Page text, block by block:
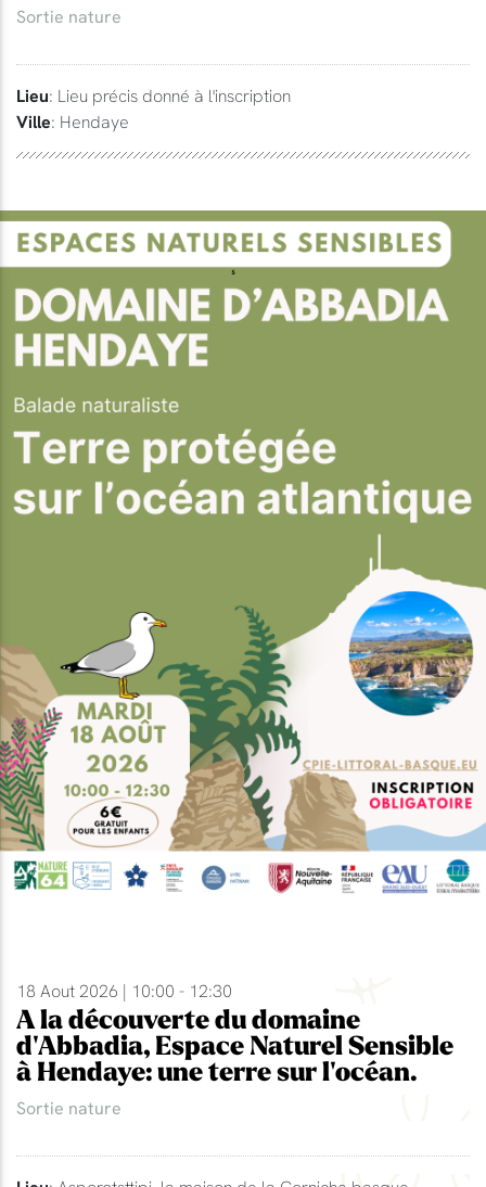
Sortie nature
Lieu: Lieu précis donné à l'inscription
Ville: Hendaye
18 Aout 2026 | 10:00 - 12:30
A la découverte du domaine
d'Abbadia, Espace Naturel Sensible
à Hendaye: une terre sur l'océan.
Sortie nature